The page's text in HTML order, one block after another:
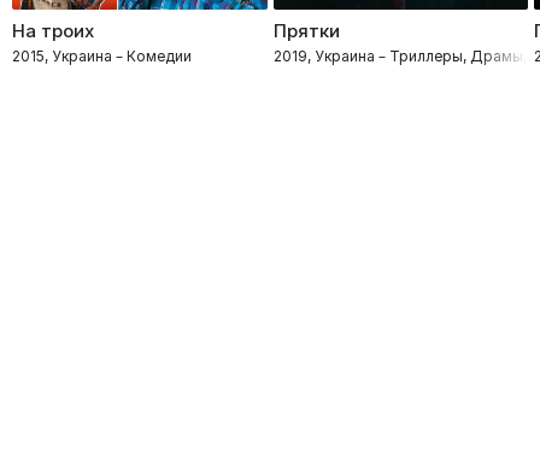
На троих
2015, Украина – Комедии
Прятки
2019, Украина – Триллеры, Драмы,